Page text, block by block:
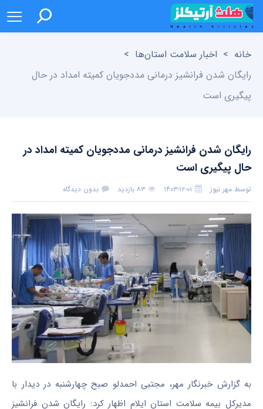
خانه > اخبار سلامت استان‌ها >
رایگان شدن فرانشیز درمانی مددجویان کمیته امداد در حال
پیگیری است
رایگان شدن فرانشیز درمانی مددجویان کمیته امداد در
حال پیگیری است
توسط مهر نیوز ۱۴۰۳-۱۲-۰۱ ۸۳ بازدید بدون دیدگاه
به گزارش خبرنگار مهر، مجتبی احمدلو صبح چهارشنبه در دیدار با
مدیرکل بیمه سلامت استان ایلام اظهار کرد: رایگان شدن فرانشیز